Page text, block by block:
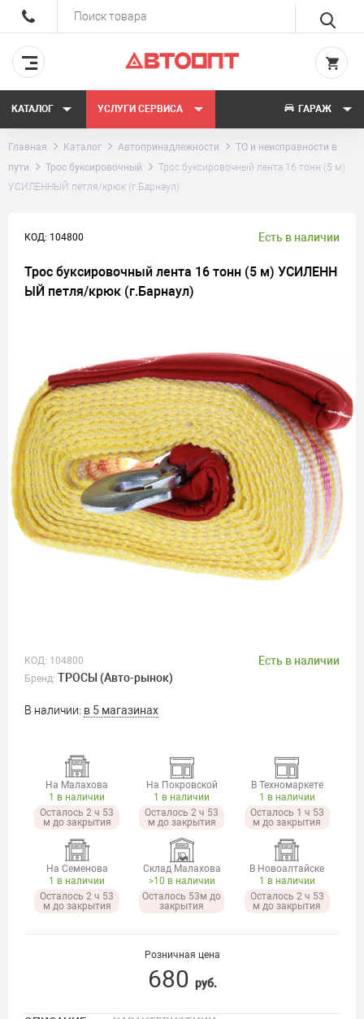
КАТАЛОГ УСЛУГИ СЕРВИСА ГАРАЖ
Главная Каталог Автопринадлежности
ТО и неисправности в
пути
Трос буксировочный
Трос буксировочный лента 16 тонн (5 м)
УСИЛЕННЫЙ петля/крюк (г.Барнаул)
КОД: 104800 Есть в наличии
Трос буксировочный лента 16 тонн (5 м) УСИЛЕНН
ЫЙ петля/крюк (г.Барнаул)
КОД: 104800 Есть в наличии
Бренд: ТРОСЫ (Авто-рынок)
В наличии: в 5 магазинах
На Малахова
1 в наличии
Осталось 2 ч 53
м до закрытия
На Покровской
1 в наличии
Осталось 2 ч 53
м до закрытия
В Техномаркете
1 в наличии
Осталось 1 ч 53
м до закрытия
На Семенова
1 в наличии
Осталось 2 ч 53
м до закрытия
Склад Малахова
>10 в наличии
Осталось 53м до
закрытия
В Новоалтайске
1 в наличии
Осталось 2 ч 53
м до закрытия
Розничная цена
680 руб.